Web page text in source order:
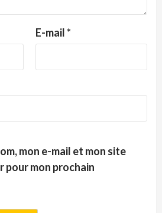
E-mail*
mon e-mail et mon site
pour mon prochain